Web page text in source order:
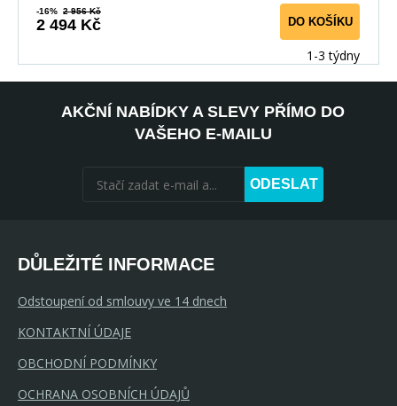
-16% 2 956 Kč
2 494 Kč DO KOŠÍKU
1-3 týdny
AKČNÍ NABÍDKY A SLEVY PŘÍMO DO
VAŠEHO E-MAILU
ODESLAT
DŮLEŽITÉ INFORMACE
Odstoupení od smlouvy ve 14 dnech
KONTAKTNÍ ÚDAJE
OBCHODNÍ PODMÍNKY
OCHRANA OSOBNÍCH ÚDAJŮ